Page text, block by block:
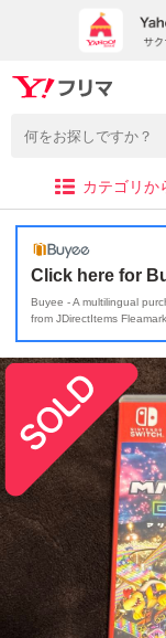
カテゴリか
Click here for
Buyee - A multilingual
from JDirectItems